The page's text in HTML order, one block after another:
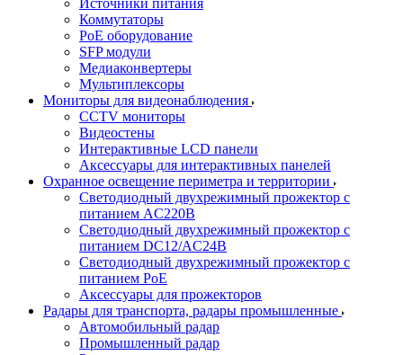
Источники питания
Коммутаторы
PoE оборудование
SFP модули
Медиаконвертеры
Мультиплексоры
Мониторы для видеонаблюдения
CCTV мониторы
Видеостены
Интерактивные LCD панели
Аксессуары для интерактивных панелей
Охранное освещение периметра и территории
Светодиодный двухрежимный прожектор с
питанием AC220В
Светодиодный двухрежимный прожектор с
питанием DC12/AC24В
Светодиодный двухрежимный прожектор с
питанием PoE
Аксессуары для прожекторов
Радары для транспорта, радары промышленные
Автомобильный радар
Промышленный радар